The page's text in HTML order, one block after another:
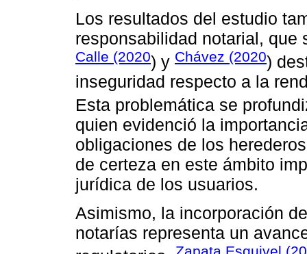
Los resultados del estudio
responsabilidad notarial, que
Calle (2020) y Chávez (2020)
inseguridad respecto a la
Esta problemática se
quien evidenció la
obligaciones de los
de certeza en este ámbito
jurídica de los usuarios.
Asimismo, la incorporación
notarías representa un